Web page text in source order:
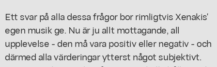
Ett svar på alla dessa frågor bor rimligtvis Xenakis'
egen musik ge. Nu är ju allt mottagande, all
upplevelse - den må vara positiv eller negativ - och
därmed alla värderingar ytterst något subjektivt.